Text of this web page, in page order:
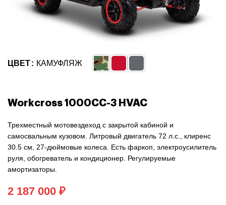
Workcross 1000CC-3 HVAC
Трехместный мотовездеход с закрытой кабиной и
самосвальным кузовом. Литровый двигатель 72 л.с., клиренс
30.5 см, 27-дюймовые колеса. Есть фаркоп, электроусилитель
руля, обогреватель и кондиционер. Регулируемые
амортизаторы.
₽
ЦВЕТ КАМУФЛЯЖ